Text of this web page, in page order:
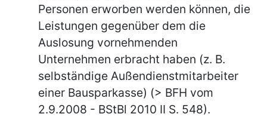
Personen erworben werden können, die
Leistungen gegenüber dem die
Auslosung vornehmenden
Unternehmen erbracht haben (z. B.
selbständige Außendienstmitarbeiter
einer Bausparkasse) (> BFH vom
2.9.2008 - BStBl 2010 II S. 548).